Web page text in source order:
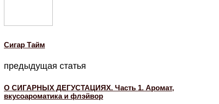
Cигар Тайм
предыдущая статья
О СИГАРНЫХ ДЕГУСТАЦИЯХ. Часть 1. Аромат,
вкусоароматика и флэйвор